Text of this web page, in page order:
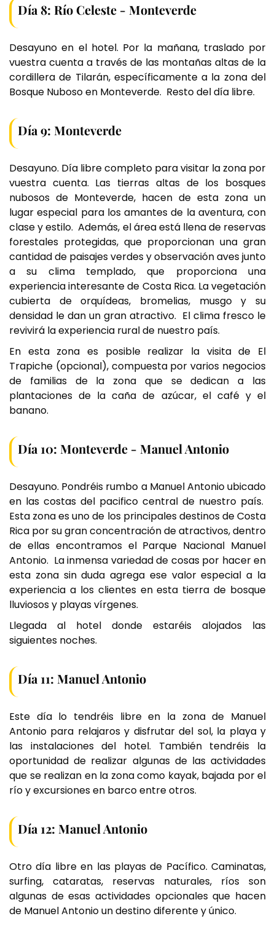
Día 8: Río Celeste - Monteverde
Desayuno en el hotel. Por la mañana, traslado por
vuestra cuenta a través de las montañas altas de la
cordillera de Tilarán, específicamente a la zona del
Bosque Nuboso en Monteverde. Resto del día libre.
Día 9: Monteverde
Desayuno. Día libre completo para visitar la zona por
vuestra cuenta. Las tierras altas de los bosques
nubosos de Monteverde, hacen de esta zona un
lugar especial para los amantes de la aventura, con
clase y estilo. Además, el área está llena de reservas
forestales protegidas, que proporcionan una gran
cantidad de paisajes verdes y observación aves junto
a su clima templado, que proporciona una
experiencia interesante de Costa Rica. La vegetación
cubierta de orquídeas, bromelias, musgo y su
densidad le dan un gran atractivo. El clima fresco le
revivirá la experiencia rural de nuestro país.
En esta zona es posible realizar la visita de El
Trapiche (opcional), compuesta por varios negocios
de familias de la zona que se dedican a las
plantaciones de la caña de azúcar, el café y el
banano.
Día 10: Monteverde - Manuel Antonio
Desayuno. Pondréis rumbo a Manuel Antonio ubicado
en las costas del pacifico central de nuestro país.
Esta zona es uno de los principales destinos de Costa
Rica por su gran concentración de atractivos, dentro
de ellas encontramos el Parque Nacional Manuel
Antonio. La inmensa variedad de cosas por hacer en
esta zona sin duda agrega ese valor especial a la
experiencia a los clientes en esta tierra de bosque
lluviosos y playas vírgenes.
Llegada al hotel donde estaréis alojados las
siguientes noches.
Día 11: Manuel Antonio
Este día lo tendréis libre en la zona de Manuel
Antonio para relajaros y disfrutar del sol, la playa y
las instalaciones del hotel. También tendréis la
oportunidad de realizar algunas de las actividades
que se realizan en la zona como kayak, bajada por el
río y excursiones en barco entre otros.
Día 12: Manuel Antonio
Otro día libre en las playas de Pacífico. Caminatas,
surfing, cataratas, reservas naturales, ríos son
algunas de esas actividades opcionales que hacen
de Manuel Antonio un destino diferente y único.